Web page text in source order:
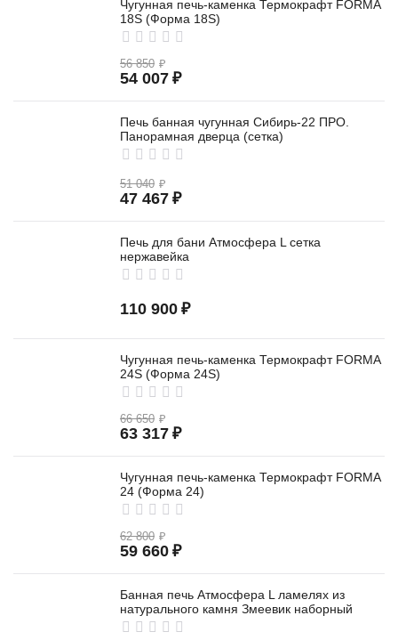
Чугунная печь-каменка Термокрафт FORMA
18S (Форма 18S)
56 850 ₽
54 007 ₽
Печь банная чугунная Сибирь-22 ПРО.
Панорамная дверца (сетка)
51 040 ₽
47 467 ₽
Печь для бани Атмосфера L сетка
нержавейка
110 900 ₽
Чугунная печь-каменка Термокрафт FORMA
24S (Форма 24S)
66 650 ₽
63 317 ₽
Чугунная печь-каменка Термокрафт FORMA
24 (Форма 24)
62 800 ₽
59 660 ₽
Банная печь Атмосфера L ламелях из
натурального камня Змеевик наборный